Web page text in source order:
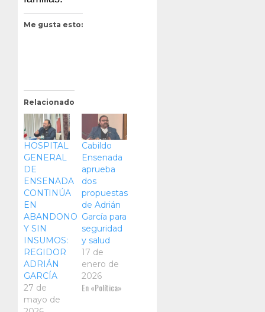
Me gusta esto:
Relacionado
HOSPITAL
GENERAL
DE
ENSENADA
CONTINÚA
EN
ABANDONO
Y SIN
INSUMOS:
REGIDOR
ADRIÁN
GARCÍA
27 de
mayo de
Cabildo
Ensenada
aprueba
dos
propuestas
de Adrián
García para
seguridad
y salud
17 de
enero de
2026
En «Política»